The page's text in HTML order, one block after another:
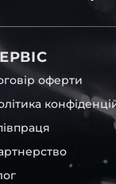
оферти